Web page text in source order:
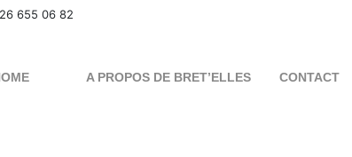
655 06 82
A PROPOS DE BRET’ELLES CONTACT